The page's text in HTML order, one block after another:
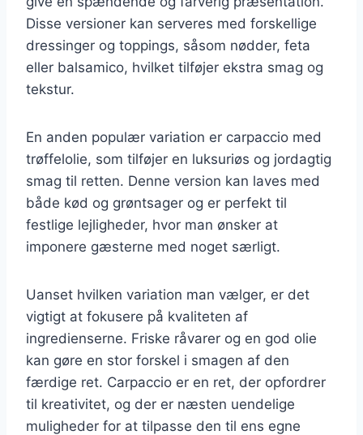
Disse versioner kan serveres med forskellige
dressinger og toppings, såsom nødder, feta
eller balsamico, hvilket tilføjer ekstra smag og
tekstur.
En anden populær variation er carpaccio med
trøffelolie, som tilføjer en luksuriøs og jordagtig
smag til retten. Denne version kan laves med
både kød og grøntsager og er perfekt til
festlige lejligheder, hvor man ønsker at
imponere gæsterne med noget særligt.
Uanset hvilken variation man vælger, er det
vigtigt at fokusere på kvaliteten af
ingredienserne. Friske råvarer og en god olie
kan gøre en stor forskel i smagen af den
færdige ret. Carpaccio er en ret, der opfordrer
til kreativitet, og der er næsten uendelige
muligheder for at tilpasse den til ens egne